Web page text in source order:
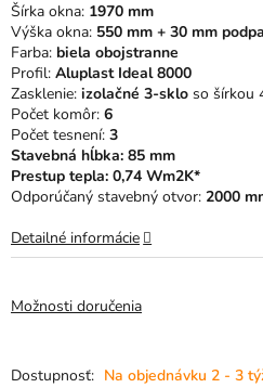
Na objednávku 2 - 3
Možnosti doručenia
Šírka okna: 1970 mm
Výška okna: 550 mm + 30 mm
Farba: biela obojstranne
Profil: Aluplast Ideal 8000
Zasklenie: izolačné 3-sklo so šírkou
Počet komôr: 6
Počet tesnení: 3
Stavebná hĺbka: 85 mm
Prestup tepla: 0,74 Wm2K*
Odporúčaný stavebný otvor: 2000
Detailné informácie
hviezdičiek.